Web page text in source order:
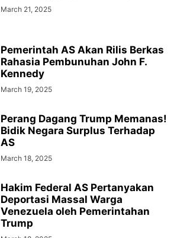
March 21, 2025
Pemerintah AS Akan Rilis Berkas
Rahasia Pembunuhan John F.
Kennedy
March 19, 2025
Perang Dagang Trump Memanas!
Bidik Negara Surplus Terhadap
AS
March 18, 2025
Hakim Federal AS Pertanyakan
Deportasi Massal Warga
Venezuela oleh Pemerintahan
Trump